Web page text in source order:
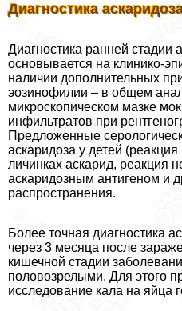
Диагностика
Диагностика ранней стадии
основывается на клинико-
наличии дополнительных
эозинофилии – в общем
микроскопическом мазке
инфильтратов при
Предложенные
аскаридоза у детей
личинках аскарид, реакция
аскаридозным антигеном и
распространения.
Более точная диагностика
через 3 месяца после
кишечной стадии
пoлoвoзрелыми. Для этого
исследование кала на яйца